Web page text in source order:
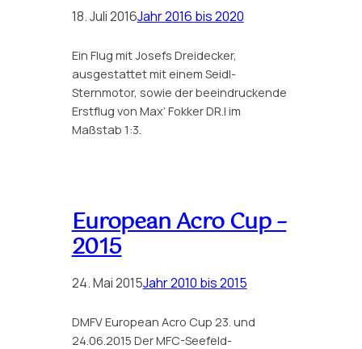
18. Juli 2016Jahr 2016 bis 2020
Ein Flug mit Josefs Dreidecker,
ausgestattet mit einem Seidl-
Sternmotor, sowie der beeindruckende
Erstflug von Max’ Fokker DR.I im
Maßstab 1:3.
European Acro Cup –
2015
24. Mai 2015Jahr 2010 bis 2015
DMFV European Acro Cup 23. und
24.06.2015 Der MFC-Seefeld-